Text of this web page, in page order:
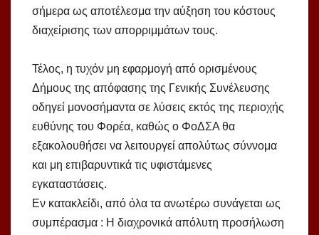
σήμερα ως αποτέλεσμα την αύξηση του κόστους
διαχείρισης των απορριμμάτων τους.
Τέλος, η τυχόν μη εφαρμογή από ορισμένους
Δήμους της απόφασης της Γενικής Συνέλευσης
οδηγεί μονοσήμαντα σε λύσεις εκτός της περιοχής
ευθύνης του Φορέα, καθώς ο ΦοΔΣΑ θα
εξακολουθήσει να λειτουργεί απολύτως σύννομα
και μη επιβαρυντικά τις υφιστάμενες
εγκαταστάσεις.
Εν κατακλείδι, από όλα τα ανωτέρω συνάγεται ως
συμπέρασμα : Η διαχρονικά απόλυτη προσήλωση